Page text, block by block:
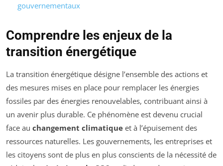
gouvernementaux
Comprendre les enjeux de la
transition énergétique
La transition énergétique désigne l’ensemble des actions et
des mesures mises en place pour remplacer les énergies
fossiles par des énergies renouvelables, contribuant ainsi à
un avenir plus durable. Ce phénomène est devenu crucial
face au changement climatique et à l’épuisement des
ressources naturelles. Les gouvernements, les entreprises et
les citoyens sont de plus en plus conscients de la nécessité de